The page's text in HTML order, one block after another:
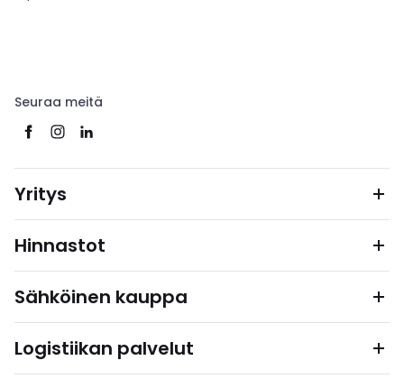
Seuraa meitä
Yritys
Hinnastot
Sähköinen kauppa
Logistiikan palvelut